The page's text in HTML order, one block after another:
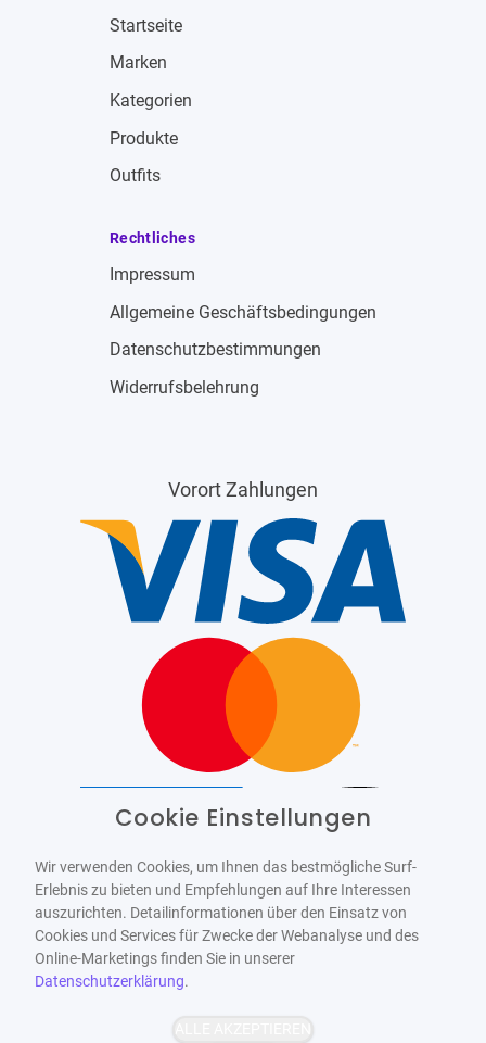
Startseite
Marken
Kategorien
Produkte
Outfits
Rechtliches
Impressum
Allgemeine Geschäftsbedingungen
Datenschutzbestimmungen
Widerrufsbelehrung
Vorort Zahlungen
WCAG-2.1-AA
Cookie Einstellungen
Wir verwenden Cookies, um Ihnen das bestmögliche Surf-
Erlebnis zu bieten und Empfehlungen auf Ihre Interessen
auszurichten. Detailinformationen über den Einsatz von
Cookies und Services für Zwecke der Webanalyse und des
Online-Marketings finden Sie in unserer
Datenschutzerklärung.
ALLE AKZEPTIEREN